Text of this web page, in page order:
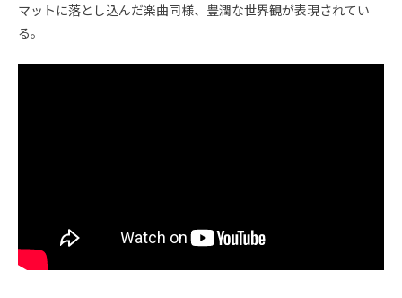
マットに落とし込んだ楽曲同様、豊潤な世界観が表現されてい
る。